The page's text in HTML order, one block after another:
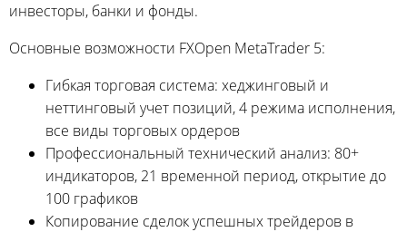
инвесторы, банки и фонды.
Основные возможности FXOpen MetaTrader 5:
Гибкая торговая система: хеджинговый и
неттинговый учет позиций, 4 режима исполнения,
все виды торговых ордеров
Профессиональный технический анализ: 80+
индикаторов, 21 временной период, открытие до
100 графиков
Копирование сделок успешных трейдеров в